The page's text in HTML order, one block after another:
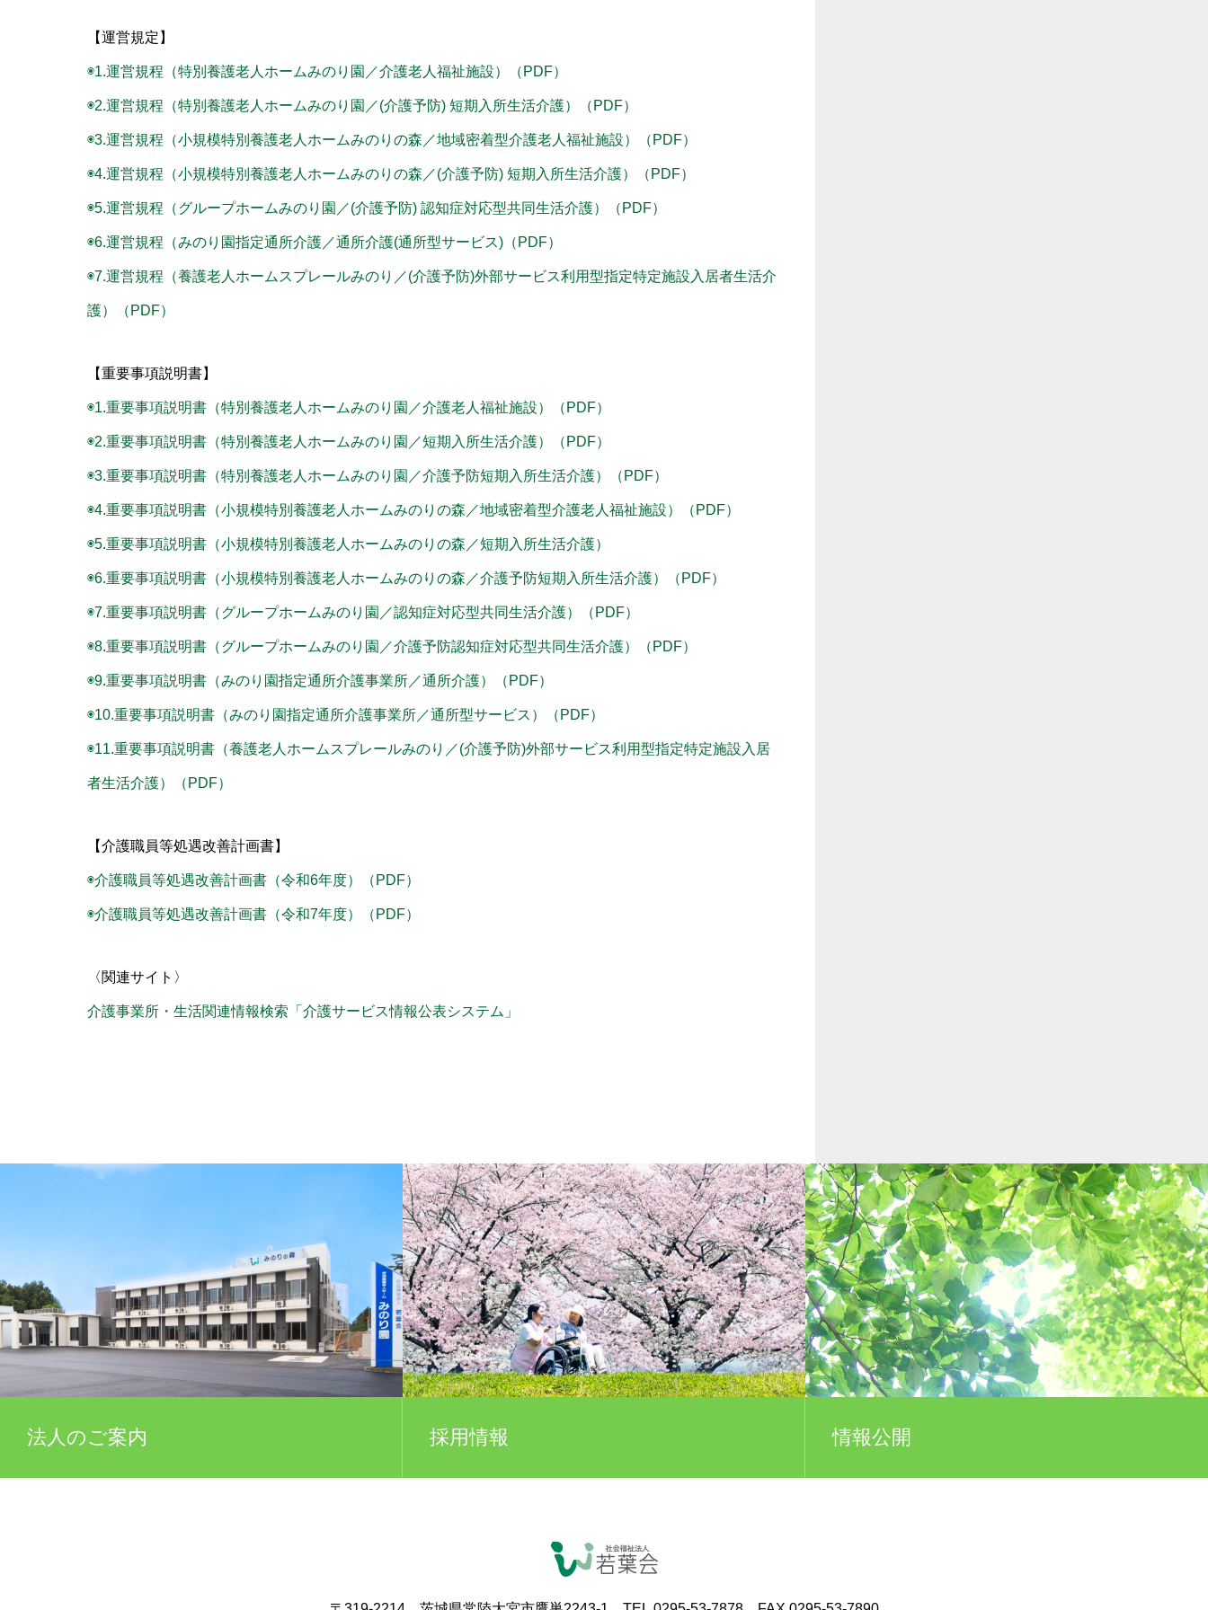
【運営規定】
◉1.運営規程（特別養護老人ホームみのり園／介護老人福祉施設）（PDF）
◉2.運営規程（特別養護老人ホームみのり園／(介護予防) 短期入所生活介護）（PDF）
◉3.運営規程（小規模特別養護老人ホームみのりの森／地域密着型介護老人福祉施設）（PDF）
◉4.運営規程（小規模特別養護老人ホームみのりの森／(介護予防) 短期入所生活介護）（PDF）
◉5.運営規程（グループホームみのり園／(介護予防) 認知症対応型共同生活介護）（PDF）
◉6.運営規程（みのり園指定通所介護／通所介護(通所型サービス)（PDF）
◉7.運営規程（養護老人ホームスプレールみのり／(介護予防)外部サービス利用型指定特定施設入居者生活介
護）（PDF）
【重要事項説明書】
◉1.重要事項説明書（特別養護老人ホームみのり園／介護老人福祉施設）（PDF）
◉2.重要事項説明書（特別養護老人ホームみのり園／短期入所生活介護）（PDF）
◉3.重要事項説明書（特別養護老人ホームみのり園／介護予防短期入所生活介護）（PDF）
◉4.重要事項説明書（小規模特別養護老人ホームみのりの森／地域密着型介護老人福祉施設）（PDF）
◉5.重要事項説明書（小規模特別養護老人ホームみのりの森／短期入所生活介護）
◉6.重要事項説明書（小規模特別養護老人ホームみのりの森／介護予防短期入所生活介護）（PDF）
◉7.重要事項説明書（グループホームみのり園／認知症対応型共同生活介護）（PDF）
◉8.重要事項説明書（グループホームみのり園／介護予防認知症対応型共同生活介護）（PDF）
◉9.重要事項説明書（みのり園指定通所介護事業所／通所介護）（PDF）
◉10.重要事項説明書（みのり園指定通所介護事業所／通所型サービス）（PDF）
◉11.重要事項説明書（養護老人ホームスプレールみのり／(介護予防)外部サービス利用型指定特定施設入居
者生活介護） （PDF）
【介護職員等処遇改善計画書】
◉介護職員等処遇改善計画書（令和6年度）（PDF）
◉介護職員等処遇改善計画書（令和7年度）（PDF）
〈関連サイト〉
介護事業所・生活関連情報検索「介護サービス情報公表システム」
法人のご案内 採用情報 情報公開